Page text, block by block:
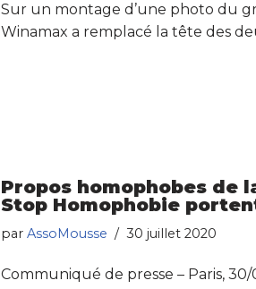
Sur un montage d’une photo du
Winamax a remplacé la tête des
Propos homophobes de
Stop Homophobie
par AssoMousse 30 juillet 2020
Communiqué de presse – Paris,